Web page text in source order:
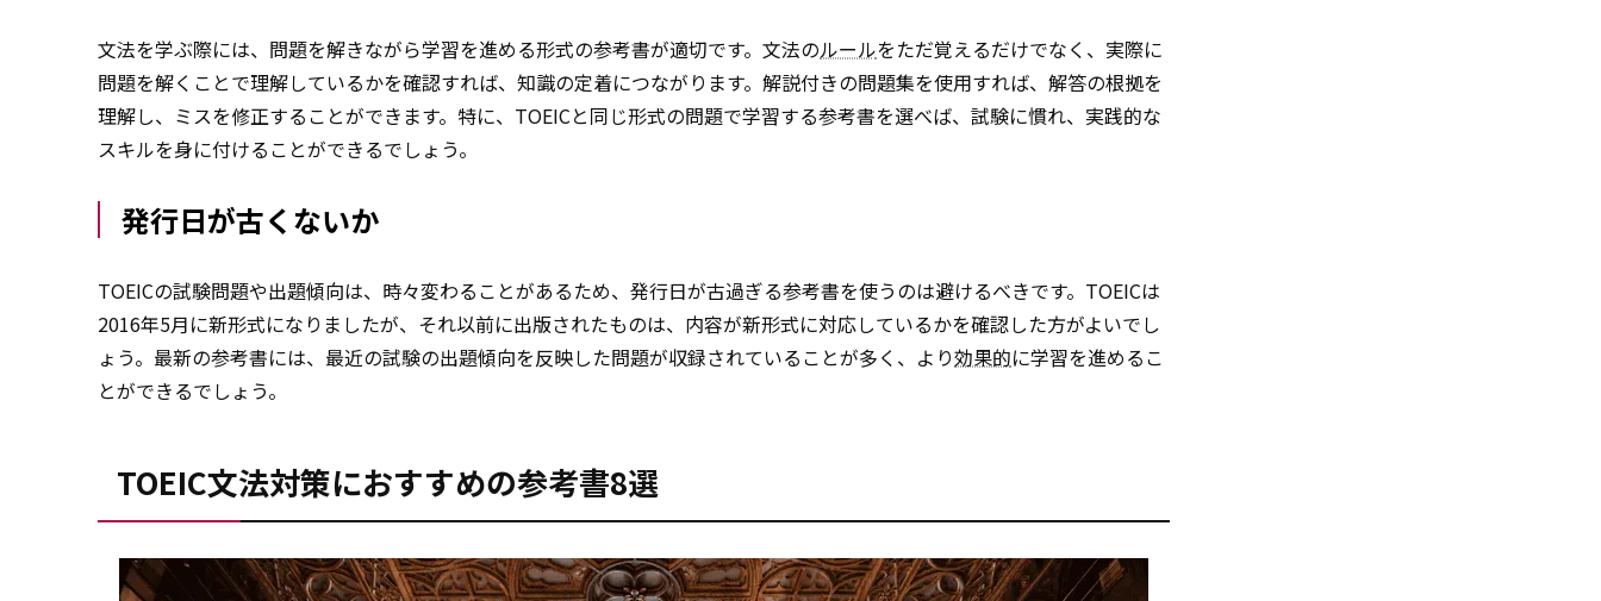
文法を学ぶ際には、問題を解きながら学習を進める形式の参考書が適切です。文法のルールをただ覚えるだけでなく、実際に
問題を解くことで理解しているかを確認すれば、知識の定着につながります。解説付きの問題集を使用すれば、解答の根拠を
理解し、ミスを修正することができます。特に、TOEICと同じ形式の問題で学習する参考書を選べば、試験に慣れ、実践的な
スキルを身に付けることができるでしょう。
発行日が古くないか
TOEICの試験問題や出題傾向は、時々変わることがあるため、発行日が古過ぎる参考書を使うのは避けるべきです。TOEICは
2016年5月に新形式になりましたが、それ以前に出版されたものは、内容が新形式に対応しているかを確認した方がよいでし
ょう。最新の参考書には、最近の試験の出題傾向を反映した問題が収録されていることが多く、より効果的に学習を進めるこ
とができるでしょう。
TOEIC文法対策におすすめの参考書8選